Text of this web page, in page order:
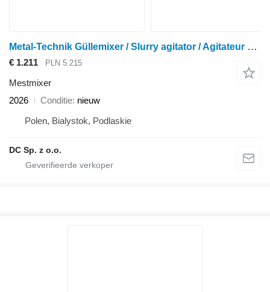
Metal-Technik Güllemixer / Slurry agitator / Agitateur de lisier / Mieszadło 5
€ 1.211 PLN 5.215
Mestmixer
2026
Conditie nieuw
Polen, Bialystok, Podlaskie
DC Sp. z o.o.